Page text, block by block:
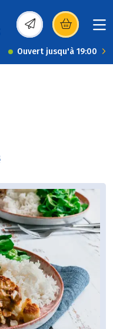
(s’ouvre dans une
Ouvert jusqu'à 19:00